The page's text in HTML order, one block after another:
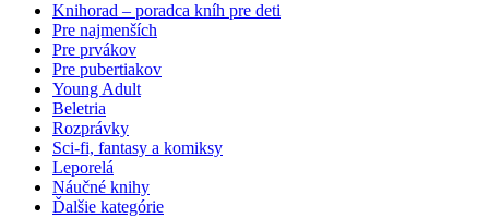
Knihorad – poradca kníh pre deti
Pre najmenších
Pre prvákov
Pre pubertiakov
Young Adult
Beletria
Rozprávky
Sci-fi, fantasy a komiksy
Leporelá
Náučné knihy
Ďalšie kategórie